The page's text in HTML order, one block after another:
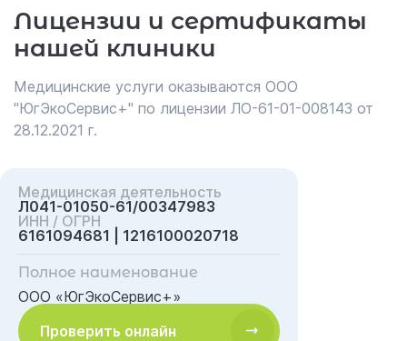
Лицензии и сертификаты
нашей клиники
Медицинские услуги оказываются ООО
"ЮгЭкоСервис+" по лицензии ЛО-61-01-008143 от
28.12.2021 г.
Медицинская деятельность
Л041-01050-61/00347983
ИНН / ОГРН
6161094681 | 1216100020718
Полное наименование
ООО «ЮгЭкоСервис+»
Проверить онлайн